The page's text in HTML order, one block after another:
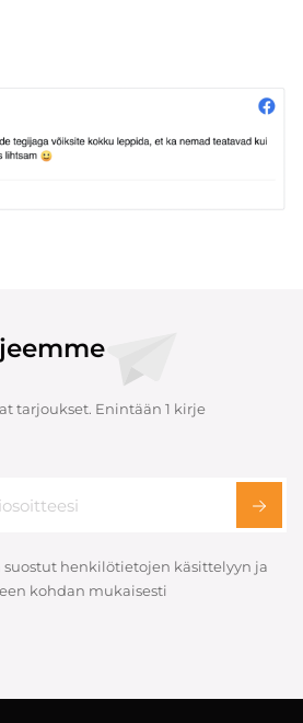
tarjoukset. Enintään 1 kirje
henkilötietojen käsittelyyn ja
kohdan mukaisesti